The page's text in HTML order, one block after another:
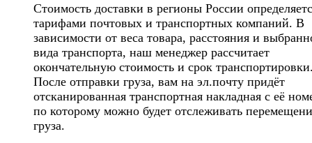
Стоимость доставки в регионы России
тарифами почтовых и транспортных компаний. В
зависимости от веса товара, расстояния и
вида транспорта, наш менеджер рассчитает
окончательную стоимость и срок
После отправки груза, вам на эл.почту придёт
отсканированная транспортная накладная с её
по которому можно будет отслеживать
груза.